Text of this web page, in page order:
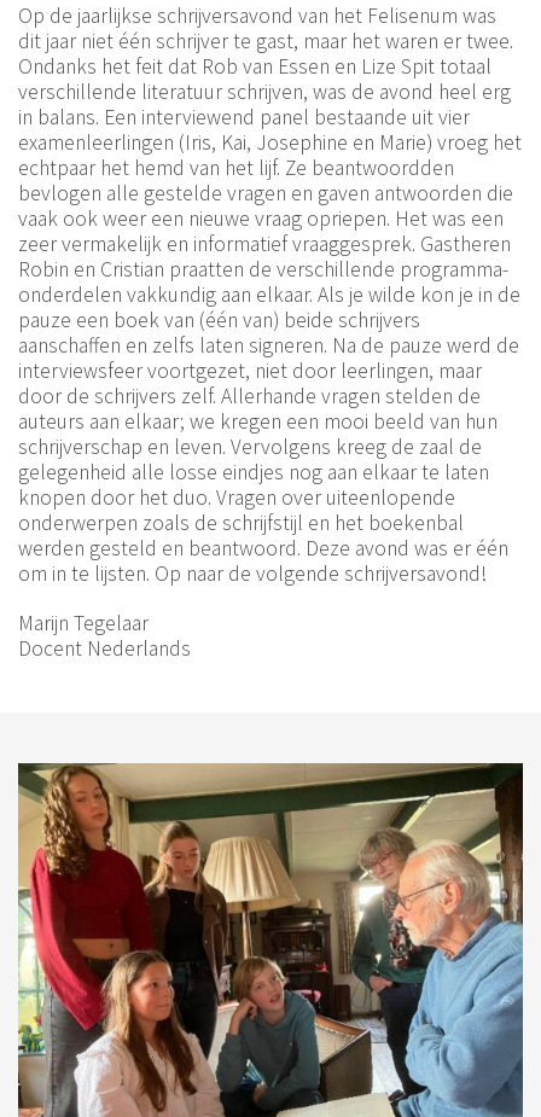
Op de jaarlijkse schrijversavond van het Felisenum was
dit jaar niet één schrijver te gast, maar het waren er twee.
Ondanks het feit dat Rob van Essen en Lize Spit totaal
verschillende literatuur schrijven, was de avond heel erg
in balans. Een interviewend panel bestaande uit vier
examenleerlingen (Iris, Kai, Josephine en Marie) vroeg het
echtpaar het hemd van het lijf. Ze beantwoordden
bevlogen alle gestelde vragen en gaven antwoorden die
vaak ook weer een nieuwe vraag opriepen. Het was een
zeer vermakelijk en informatief vraaggesprek. Gastheren
Robin en Cristian praatten de verschillende programma-
onderdelen vakkundig aan elkaar. Als je wilde kon je in de
pauze een boek van (één van) beide schrijvers
aanschaffen en zelfs laten signeren. Na de pauze werd de
interviewsfeer voortgezet, niet door leerlingen, maar
door de schrijvers zelf. Allerhande vragen stelden de
auteurs aan elkaar; we kregen een mooi beeld van hun
schrijverschap en leven. Vervolgens kreeg de zaal de
gelegenheid alle losse eindjes nog aan elkaar te laten
knopen door het duo. Vragen over uiteenlopende
onderwerpen zoals de schrijfstijl en het boekenbal
werden gesteld en beantwoord. Deze avond was er één
om in te lijsten. Op naar de volgende schrijversavond!
Marijn Tegelaar
Docent Nederlands